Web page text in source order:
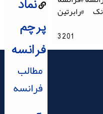
نماد
پرچم
فرانسه
مطالب
فرانسه
#رابرتین
3201